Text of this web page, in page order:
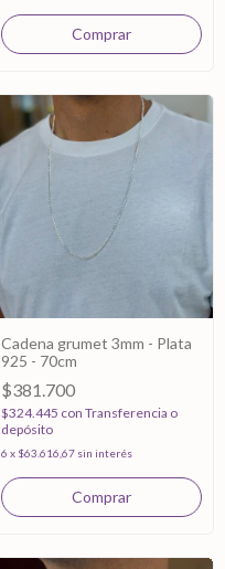
Cadena grumet 3mm - Plata
925 - 70cm
$381.700
$324.445 con Transferencia o
depósito
6 x $63.616,67 sin interés